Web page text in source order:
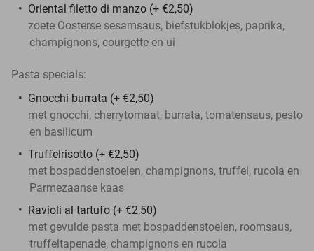
Oriental filetto di manzo (+ €2,50)
zoete Oosterse sesamsaus, biefstukblokjes, paprika,
champignons, courgette en ui
Pasta specials:
Gnocchi burrata (+ €2,50)
met gnocchi, cherrytomaat, burrata, tomatensaus, pesto
en basilicum
Truffelrisotto (+ €2,50)
met bospaddenstoelen, champignons, truffel, rucola en
Parmezaanse kaas
Ravioli al tartufo (+ €2,50)
met gevulde pasta met bospaddenstoelen, roomsaus,
truffeltapenade, champignons en rucola